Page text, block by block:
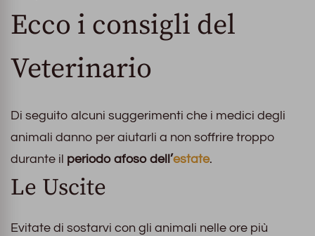
Ecco i consigli del
Veterinario
Di seguito alcuni suggerimenti che i medici degli
animali danno per aiutarli a non soffrire troppo
durante il periodo afoso dell’estate.
Le Uscite
Evitate di sostarvi con gli animali nelle ore più